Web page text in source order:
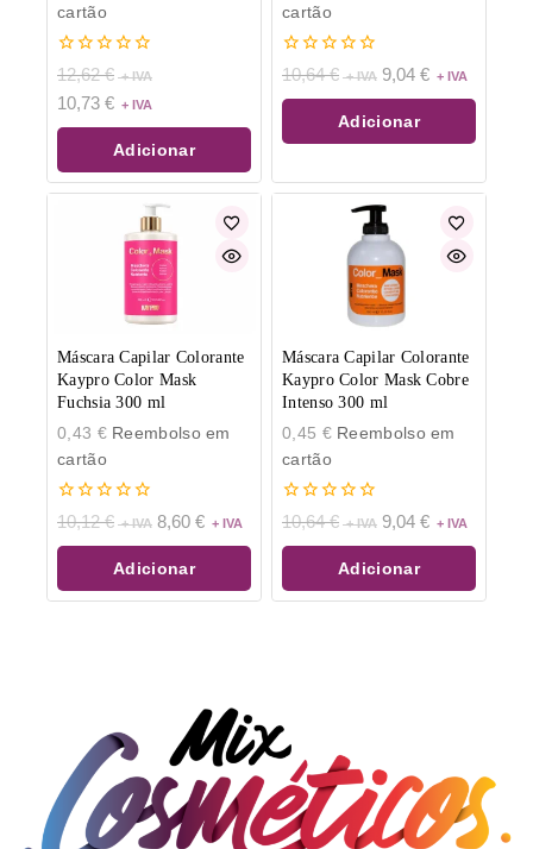
cartão
0
de
5
12,62€
10,73 €
Adicionar
cartão
0
de
5
10,64€ 9,04 €
Adicionar
Máscara Capilar Colorante
Kaypro Color Mask
Fuchsia 300 ml
0,43 €Reembolso em
cartão
0
de
5
10,12€ 8,60 €
Adicionar
Máscara Capilar Colorante
Kaypro Color Mask Cobre
Intenso 300 ml
0,45 €Reembolso em
cartão
0
de
5
10,64€ 9,04 €
Adicionar